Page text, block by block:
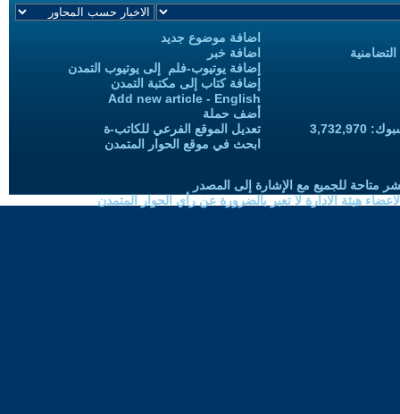
اضافة موضوع جديد
اضافة خبر
إضافة يوتيوب-فلم إلى يوتيوب التمدن
إضافة كتاب إلى مكتبة التمدن
Add new article - English
أضف حملة
تعديل الموقع الفرعي للكاتب-ة
ابحث في موقع الحوار المتمدن
متاحة للجميع مع الإشارة إلى المصدر
هيئة الادارة لا تعبر بالضرورة عن رأي الحوار المتمدن